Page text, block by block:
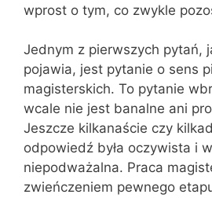
wprost o tym, co zwykle
Jednym z pierwszych pytań,
pojawia, jest pytanie o sens
magisterskich. To pytanie
wcale nie jest banalne ani
Jeszcze kilkanaście czy
odpowiedź była oczywista i
niepodważalna. Praca
zwieńczeniem pewnego